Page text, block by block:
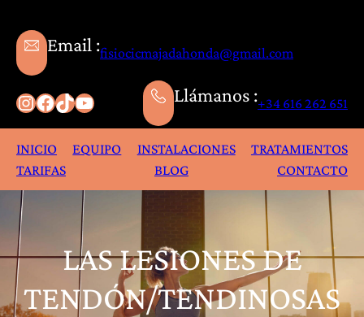
Email :fisiocicmajadahonda@gmail.com
Instagram
Facebook
TikTokYouTube Llámanos :+34 616 262 651
INICIO EQUIPO INSTALACIONES
TRATAMIENTOS
TARIFAS
BLOG CONTACTO
LAS LESIONES DE
TENDÓN/TENDINOSAS